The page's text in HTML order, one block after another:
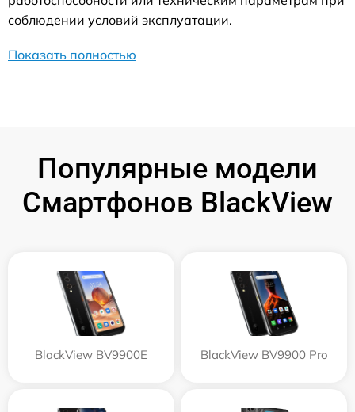
соблюдении условий эксплуатации.
Показать полностью
Популярные модели
Смартфонов BlackView
BlackView BV9900E BlackView BV9900 Pro